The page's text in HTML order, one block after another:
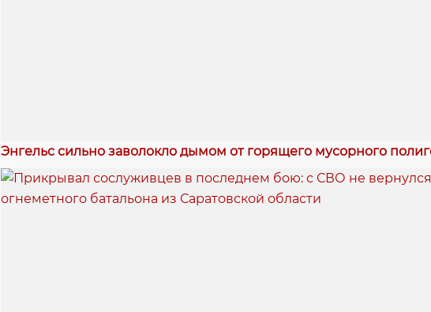
Энгельс сильно заволокло дымом от горящего мусорного